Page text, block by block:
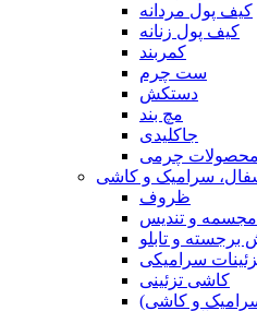
کیف پول مردانه
کیف پول زنانه
کمربند
ست چرم
دستکش
مچ بند
جاکلیدی
محصولات چرمی
سرامیک و کاشی
ظروف
مجسمه و تندیس
برجسته و تابلو
سرامیکی
کاشی تزئینی
و کاشی)